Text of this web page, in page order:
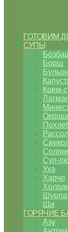
ГОТОВИМ
СУПЫ
Борщ
Крем-
Суп-
Уха
Харчо
Шурпа
Щи
ГОРЯЧИЕ
Азу